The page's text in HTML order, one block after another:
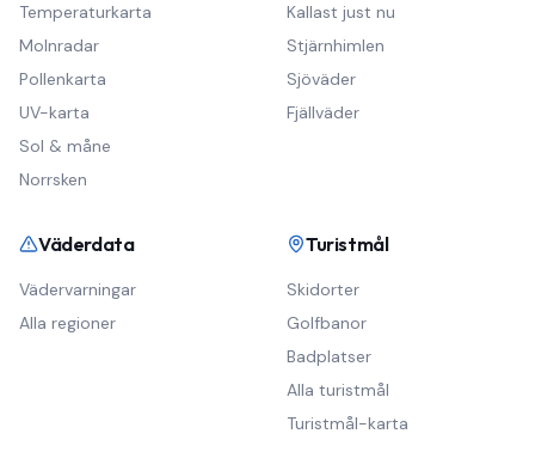
Temperaturkarta
Molnradar
Pollenkarta
UV-karta
Sol & måne
Norrsken
Kallast just nu
Stjärnhimlen
Sjöväder
Fjällväder
Väderdata
Vädervarningar
Alla regioner
Turistmål
Skidorter
Golfbanor
Badplatser
Alla turistmål
Turistmål-karta